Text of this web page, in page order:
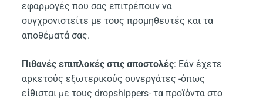
εφαρμογές που σας επιτρέπουν να
συγχρονιστείτε με τους προμηθευτές και τα
αποθέματά σας.
Πιθανές επιπλοκές στις αποστολές: Εάν έχετε
αρκετούς εξωτερικούς συνεργάτες -όπως
είθισται με τους dropshippers- τα προϊόντα στο